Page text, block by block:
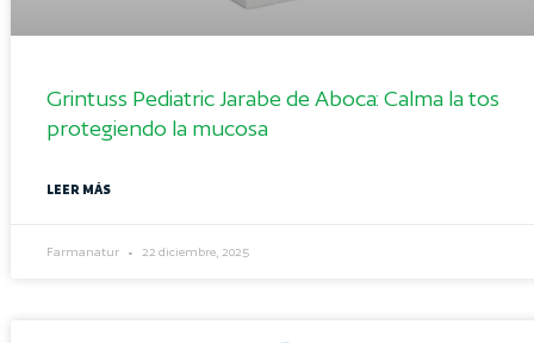
Grintuss Pediatric Jarabe de Aboca: Calma la tos
protegiendo la mucosa
LEER MÁS
Farmanatur 22 diciembre, 2025